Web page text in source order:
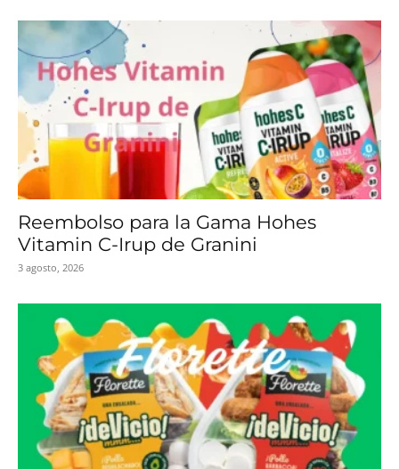
Reembolso para la Gama Hohes
Vitamin C-Irup de Granini
3 agosto, 2026